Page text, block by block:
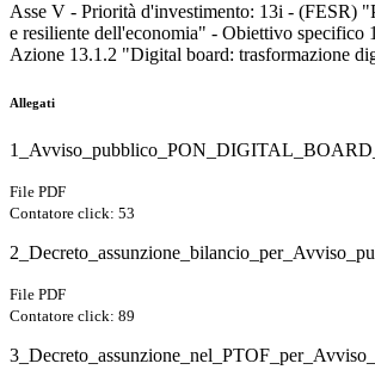
Asse V - Priorità d'investimento: 13i - (FESR)
e resiliente dell'economia" - Obiettivo specifico
Azione 13.1.2 "Digital board: trasformazione
Allegati
File PDF
Contatore click: 53
File PDF
Contatore click: 89